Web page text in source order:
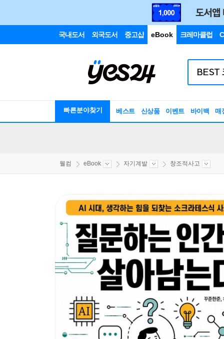
국내도서 외국도서 중고샵 eBook 크레마클럽
빠른분야찾기 베스트 신상품 이벤트 바이백 매
웰컴 eBook 자기계발 창조적사고